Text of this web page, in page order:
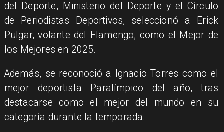
del Deporte, Ministerio del Deporte y el Círculo
de Periodistas Deportivos, seleccionó a Erick
Pulgar, volante del Flamengo, como el Mejor de
los Mejores en 2025.
Además, se reconoció a Ignacio Torres como el
mejor deportista Paralímpico del año, tras
destacarse como el mejor del mundo en su
categoría durante la temporada.